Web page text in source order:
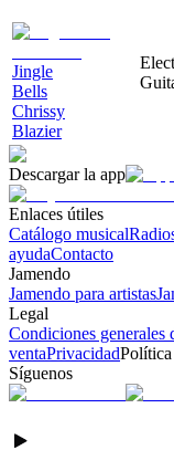
Jingle
Bells
Chrissy
Blazier
Descargar la app
Enlaces útiles
Catálogo musical
ayudaContacto
Jamendo
Jamendo para artistas
Legal
Condiciones generales
ventaPrivacidad
Síguenos